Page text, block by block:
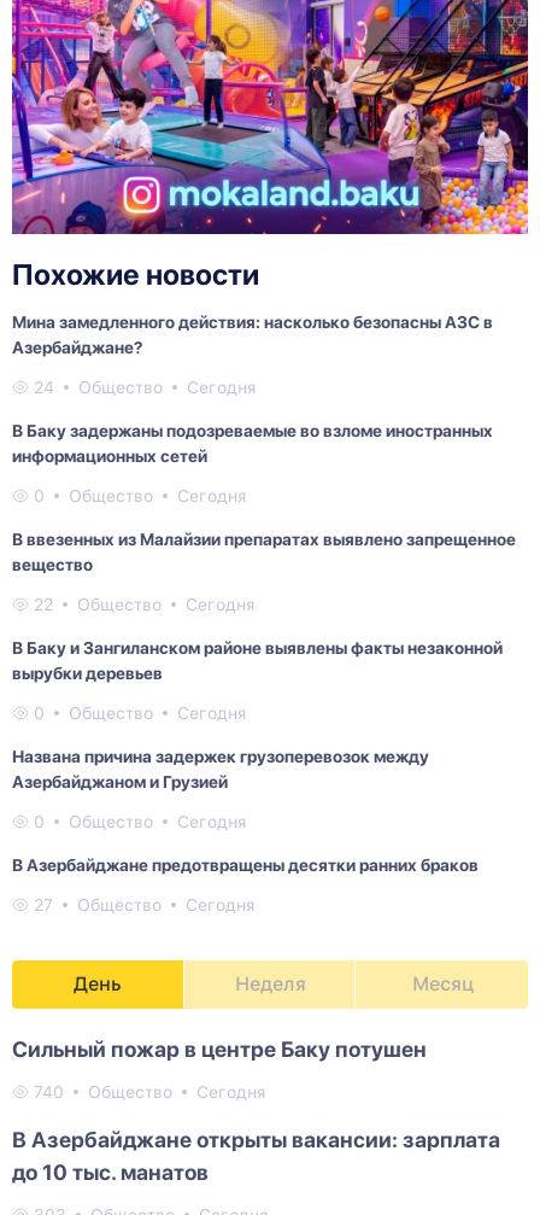
Похожие новости
Мина замедленного действия: насколько безопасны АЗС в
Азербайджане?
24 Общество Сегодня
В Баку задержаны подозреваемые во взломе иностранных
информационных сетей
0 Общество Сегодня
В ввезенных из Малайзии препаратах выявлено запрещенное
вещество
22 Общество Сегодня
В Баку и Зангиланском районе выявлены факты незаконной
вырубки деревьев
0 Общество Сегодня
Названа причина задержек грузоперевозок между
Азербайджаном и Грузией
0 Общество Сегодня
В Азербайджане предотвращены десятки ранних браков
27 Общество Сегодня
День Неделя Месяц
Сильный пожар в центре Баку потушен
740 Общество Сегодня
В Азербайджане открыты вакансии: зарплата
до 10 тыс. манатов